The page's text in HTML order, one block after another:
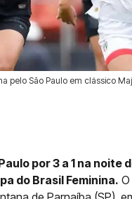
pelo São Paulo em clássico
por 3 a 1 na noite
do Brasil Feminina.